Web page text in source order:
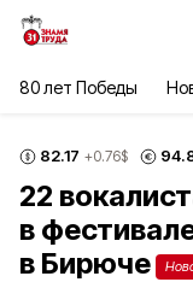
80 лет Победы
82.17 +0.76$
22
в
в Бирюче